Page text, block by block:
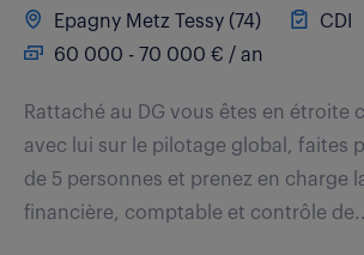
Epagny Metz Tessy (74)
CDI
60 000 - 70 000 € / an
Rattaché au DG vous êtes en étroite
avec lui sur le pilotage global, faites
de 5 personnes et prenez en charge
financière, comptable et contrôle